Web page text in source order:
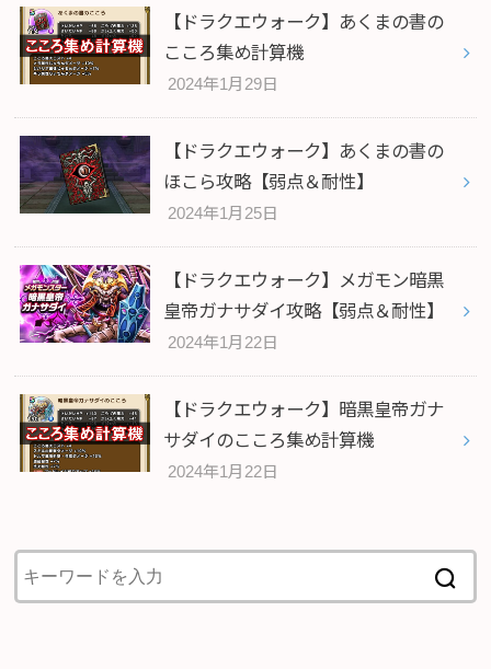
【ドラクエウォーク】あくまの書の
こころ集め計算機
2024年1月29日
【ドラクエウォーク】あくまの書の
ほこら攻略【弱点＆耐性】
2024年1月25日
【ドラクエウォーク】メガモン暗黒
皇帝ガナサダイ攻略【弱点＆耐性】
2024年1月22日
【ドラクエウォーク】暗黒皇帝ガナ
サダイのこころ集め計算機
2024年1月22日